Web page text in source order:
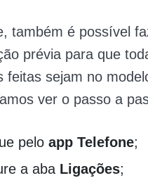
também é possível
prévia para que
feitas sejam no
ver o passo a
pelo app Telefone;
a aba Ligações;